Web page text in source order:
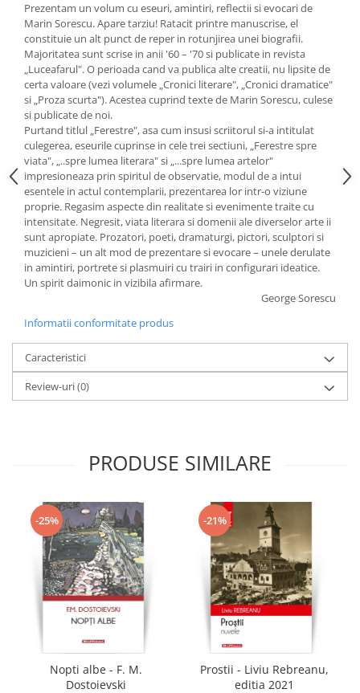
Prezentam un volum cu eseuri, amintiri, reflectii si evocari de
Marin Sorescu. Apare tarziu! Ratacit printre manuscrise, el
constituie un alt punct de reper in rotunjirea unei biografii.
Majoritatea sunt scrise in anii '60 – '70 si publicate in revista
„Luceafarul". O perioada cand va publica alte creatii, nu lipsite de
certa valoare (vezi volumele „Cronici literare", „Cronici dramatice"
si „Proza scurta"). Acestea cuprind texte de Marin Sorescu, culese
si publicate de noi.
Purtand titlul „Ferestre", asa cum insusi scriitorul si-a intitulat
culegerea, eseurile cuprinse in cele trei sectiuni, „Ferestre spre
viata", „..spre lumea literara" si „...spre lumea artelor"
impresioneaza prin spiritul de observatie, modul de a intui
esentele in actul contemplarii, prezentarea lor intr-o viziune
proprie. Regasim aspecte din realitate si evenimente traite cu
intensitate. Negresit, viata literara si domenii ale diverselor arte ii
sunt apropiate. Prozatori, poeti, dramaturgi, pictori, sculptori si
muzicieni – un alt mod de prezentare si evocare – unele derulate
in amintiri, portrete si plasmuiri cu trairi in configurari ideatice.
Un spirit daimonic in vizibila afirmare.
George Sorescu
Informatii conformitate produs
Caracteristici
Review-uri(0)
PRODUSE SIMILARE
-25%
Nopti albe - F. M.
Dostoievski
-21%
Prostii - Liviu Rebreanu,
editia 2021